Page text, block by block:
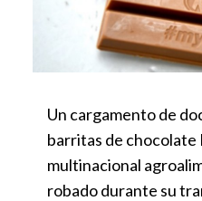
Un cargamento de
barritas de chocolate
multinacional
robado durante su